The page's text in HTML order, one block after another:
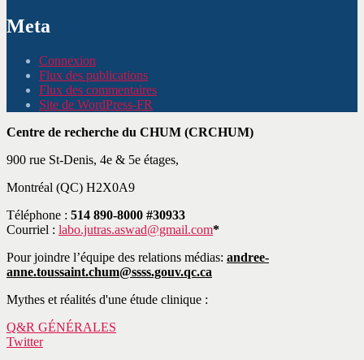
Meta
Connexion
Flux des publications
Flux des commentaires
Site de WordPress-FR
Centre de recherche du CHUM (CRCHUM)
900 rue St-Denis, 4e & 5e étages,
Montréal (QC) H2X0A9
Téléphone : 514 890-8000 #30933
Courriel : labo.jutras.aswad@gmail.com*
Pour joindre l’équipe des relations médias: andree-
anne.toussaint.chum@ssss.gouv.qc.ca
Mythes et réalités d'une étude clinique :
Q&R GÉNÉRALES
Twitter